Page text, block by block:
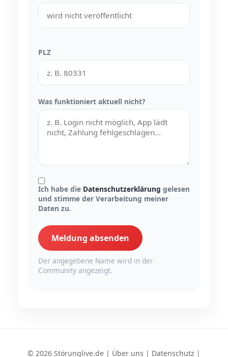
PLZ
Was funktioniert aktuell nicht?
Ich habe die Datenschutzerklärung gelesen
und stimme der Verarbeitung meiner
Daten zu.
Meldung absenden
Der angegebene Name wird in der
Community angezeigt.
© 2026 Störunglive.de | Über uns | Datenschutz |